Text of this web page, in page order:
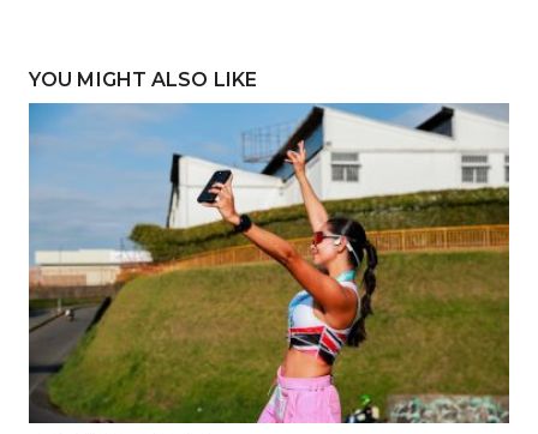
YOU MIGHT ALSO LIKE